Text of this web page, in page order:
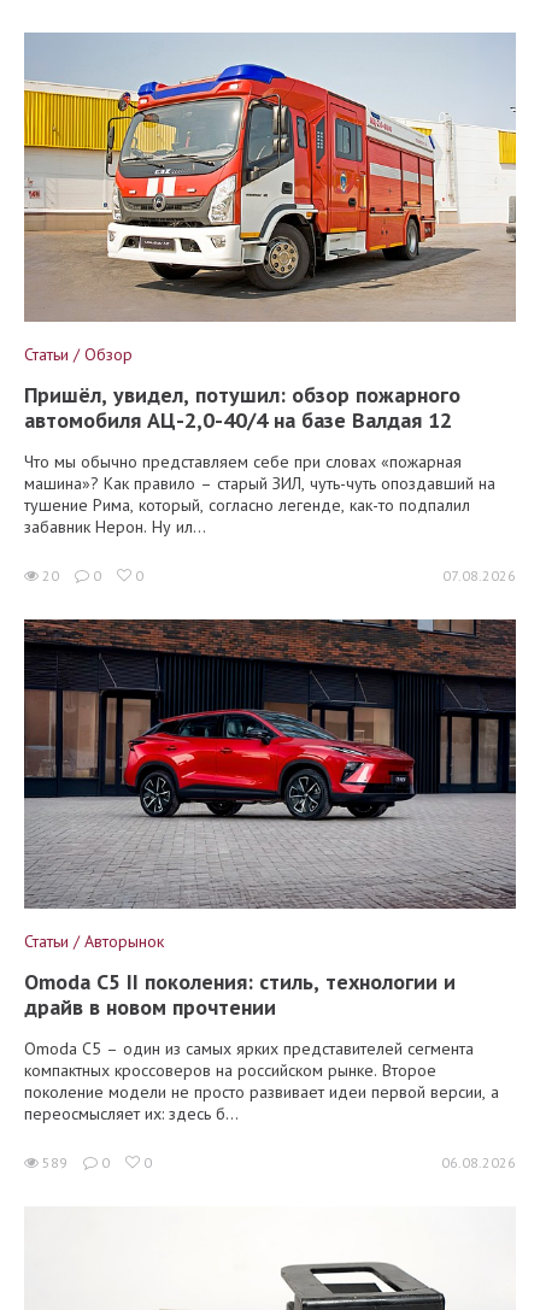
Статьи / Обзор
Пришёл, увидел, потушил: обзор пожарного
автомобиля АЦ-2,0-40/4 на базе Валдая 12
Что мы обычно представляем себе при словах «пожарная
машина»? Как правило – старый ЗИЛ, чуть-чуть опоздавший на
тушение Рима, который, согласно легенде, как-то подпалил
забавник Нерон. Ну ил...
20 0 0 07.08.2026
Статьи / Авторынок
Omoda C5 II поколения: стиль, технологии и
драйв в новом прочтении
Omoda C5 – один из самых ярких представителей сегмента
компактных кроссоверов на российском рынке. Второе
поколение модели не просто развивает идеи первой версии, а
переосмысляет их: здесь б...
589 0 0 06.08.2026